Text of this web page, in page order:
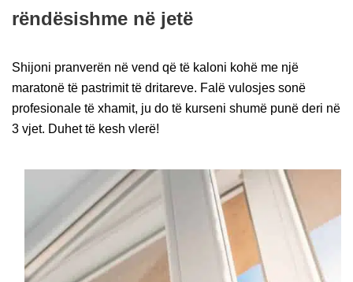
rëndësishme në jetë
Shijoni pranverën në vend që të kaloni kohë me një
maratonë të pastrimit të dritareve. Falë vulosjes sonë
profesionale të xhamit, ju do të kurseni shumë punë deri në
3 vjet. Duhet të kesh vlerë!